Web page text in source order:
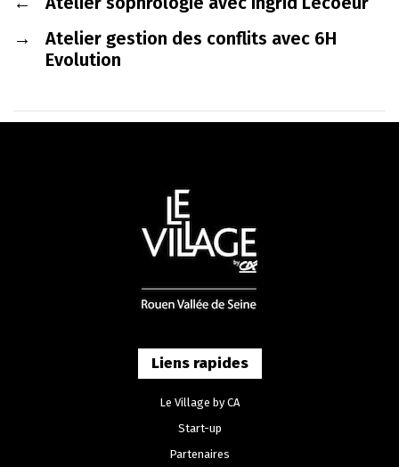
→
Atelier gestion des conflits avec 6H
Evolution
Liens rapides
Le Village by CA
Start-up
Partenaires